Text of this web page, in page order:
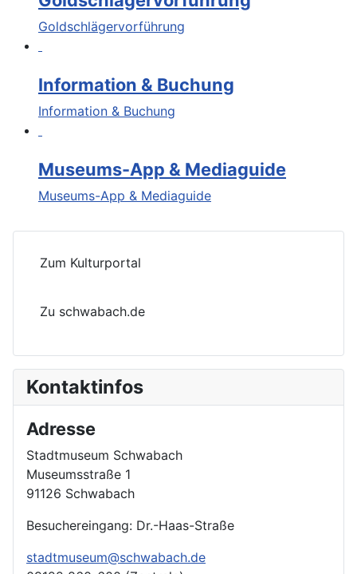
Goldschlägervorführung
Information & Buchung
Information & Buchung
Museums-App & Mediaguide
Museums-App & Mediaguide
Zum Kulturportal
Zu schwabach.de
Kontaktinfos
Adresse
Stadtmuseum Schwabach
Museumsstraße 1
91126 Schwabach
Besuchereingang: Dr.-Haas-Straße
stadtmuseum@schwabach.de